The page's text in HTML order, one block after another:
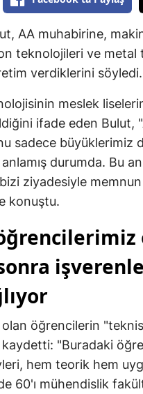
AA muhabirine,
teknolojileri ve metal
verdiklerini söyledi.
meslek
ifade eden Bulut,
sadece büyüklerimiz
durumda. Bu
ziyadesiyle
konuştu.
öğrencilerin
kaydetti: "Buradaki
hem teorik hem
60'ı mühendislik